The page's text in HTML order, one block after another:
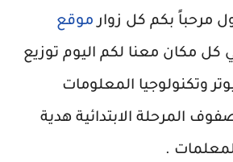
مرحباً بكم كل زوار موقع
كل مكان معنا لكم اليوم توزيع
وتكنولوجيا المعلومات
المرحلة الابتدائية هدية
.